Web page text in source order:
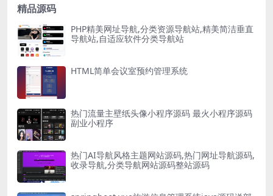
精品源码
PHP精美网址导航,分类资源导航站,精美简洁垂直
导航站,自适应软件分类导航站
HTML简单会议室预约管理系统
热门流量主壁纸头像小程序源码 最火小程序源码
副业小程序
热门AI导航风格主题网站源码,热门网址导航源码,
收录导航,分类导航网站源码整站源码